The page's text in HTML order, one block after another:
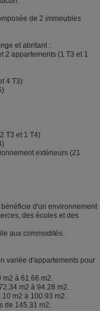
de 2 immeubles
et abritant :
2 appartements (1 T3 et 1
4 T3)
T3 et 1 T4)
extérieurs (21
d'un environnement
des écoles et des
aux commodités.
variée d'appartements pour
m2 à 61.66 m2.
m2 à 94.28 m2.
m2 à 100.93 m2.
de 145.31 m2.